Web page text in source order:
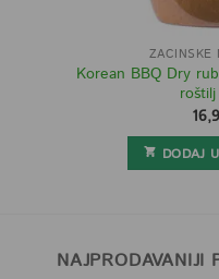
ZAČINSKE
Korean BBQ Dry
DODAJ
NAJPRODAVANIJI